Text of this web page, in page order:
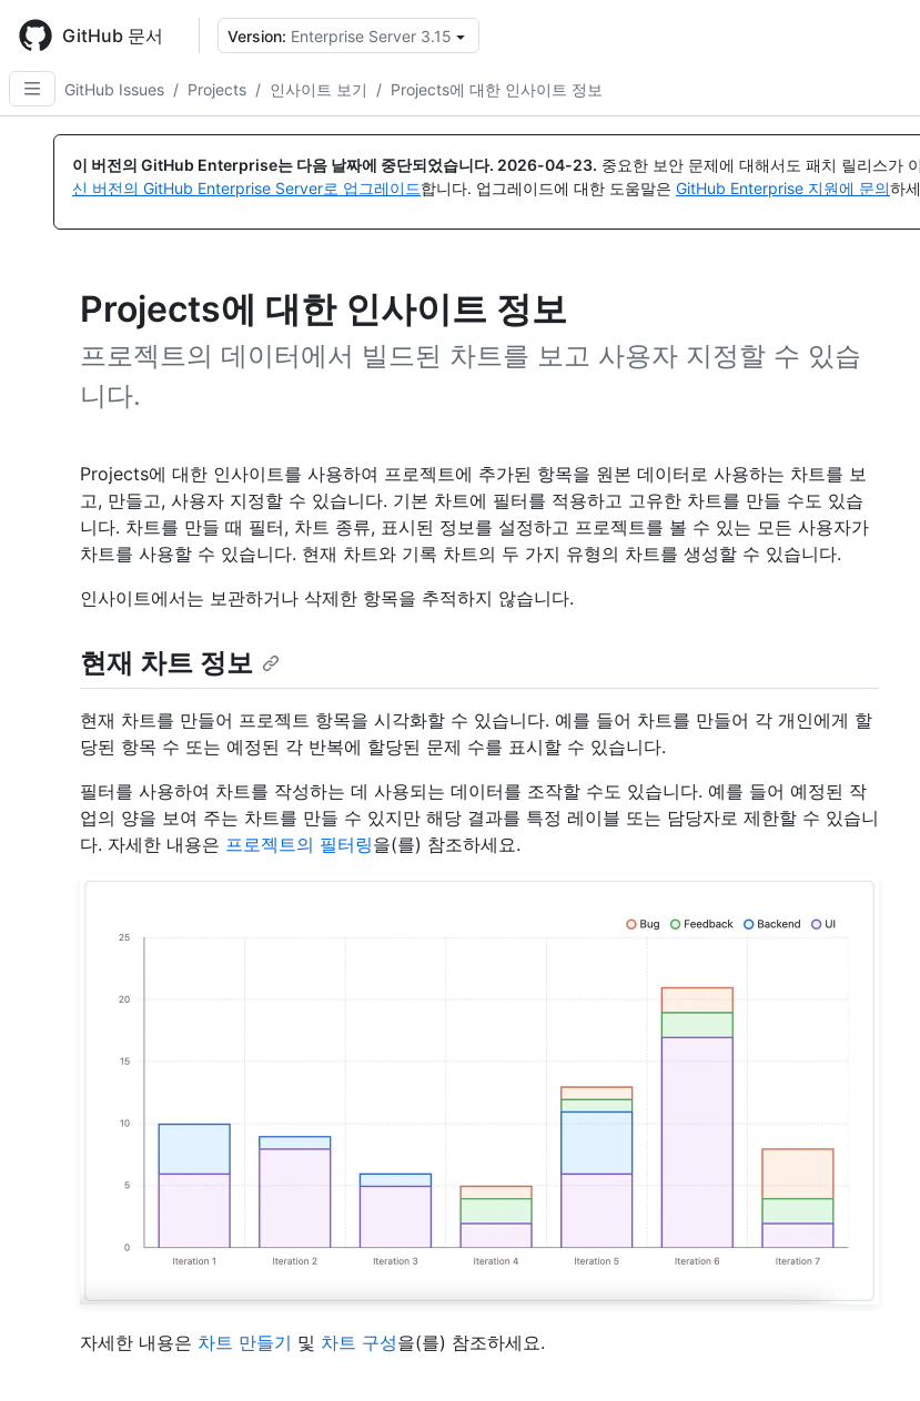
main
content
GitHub 문서 Version: Enterprise Server 3.15
GitHub Issues / Projects / 인사이트 보기 / Projects에 대한 인사이트 정보
이 버전의 GitHub Enterprise는 다음 날짜에 중단되었습니다. 2026-04-23. 중요한 보안 문제에 대해서도 패치 릴리스가
신 버전의 GitHub Enterprise Server로 업그레이드합니다. 업그레이드에 대한 도움말은 GitHub Enterprise 지원에 문의하
Projects에 대한 인사이트 정보
프로젝트의 데이터에서 빌드된 차트를 보고 사용자 지정할 수 있습
니다.
Projects에 대한 인사이트를 사용하여 프로젝트에 추가된 항목을 원본 데이터로 사용하는 차트를 보
고, 만들고, 사용자 지정할 수 있습니다. 기본 차트에 필터를 적용하고 고유한 차트를 만들 수도 있습
니다. 차트를 만들 때 필터, 차트 종류, 표시된 정보를 설정하고 프로젝트를 볼 수 있는 모든 사용자가
차트를 사용할 수 있습니다. 현재 차트와 기록 차트의 두 가지 유형의 차트를 생성할 수 있습니다.
인사이트에서는 보관하거나 삭제한 항목을 추적하지 않습니다.
현재 차트 정보
현재 차트를 만들어 프로젝트 항목을 시각화할 수 있습니다. 예를 들어 차트를 만들어 각 개인에게 할
당된 항목 수 또는 예정된 각 반복에 할당된 문제 수를 표시할 수 있습니다.
필터를 사용하여 차트를 작성하는 데 사용되는 데이터를 조작할 수도 있습니다. 예를 들어 예정된 작
업의 양을 보여 주는 차트를 만들 수 있지만 해당 결과를 특정 레이블 또는 담당자로 제한할 수 있습니
다. 자세한 내용은 프로젝트의 필터링을(를) 참조하세요.
자세한 내용은 차트 만들기 및 차트 구성을(를) 참조하세요.